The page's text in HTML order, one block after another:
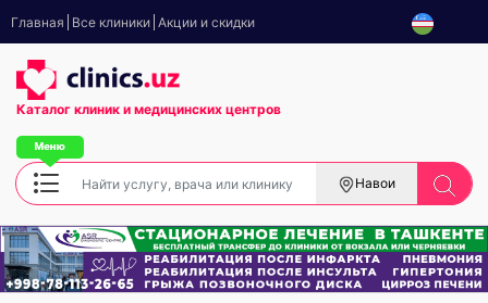
Главная Все клиники Акции и скидки
Каталог клиник и медицинских центров
Навои